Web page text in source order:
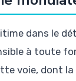
dans le
à toute
voie, dont